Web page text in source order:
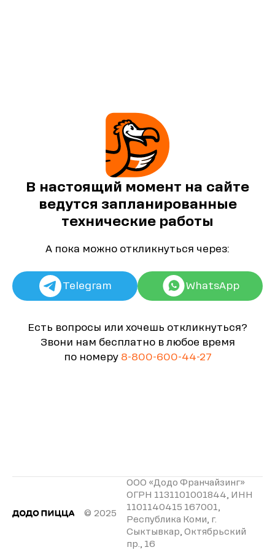
В настоящий момент на сайте
ведутся запланированные
технические работы
А пока можно откликнуться через:
Telegram WhatsApp
Есть вопросы или хочешь откликнуться?
Звони нам бесплатно в любое время
по номеру 8-800-600-44-27
© 2025
ООО «Додо Франчайзинг»
ОГРН 1131101001844, ИНН
1101140415 167001,
Республика Коми, г.
Сыктывкар, Октябрьский
пр., 16